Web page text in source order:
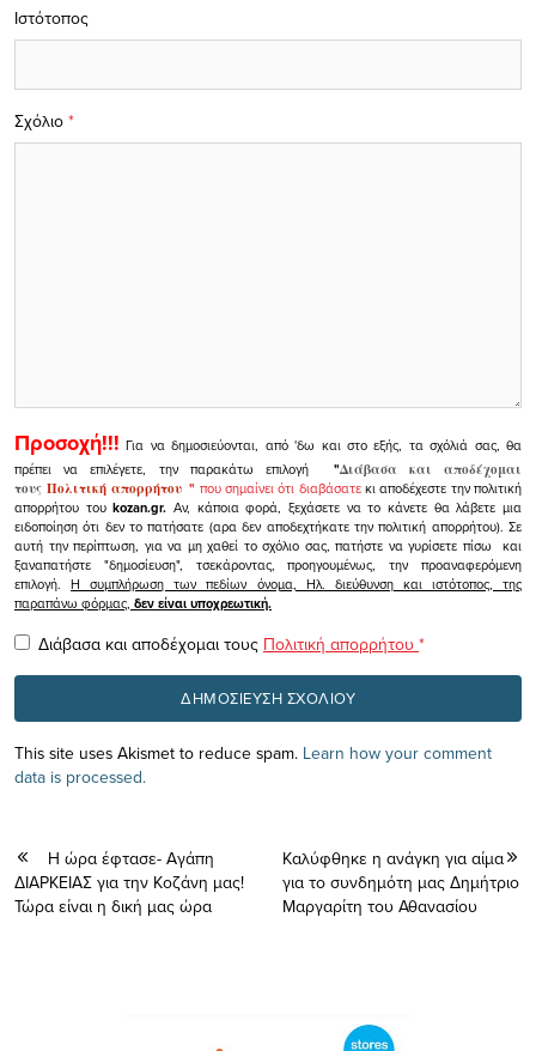
Σχόλιο *
Ιστότοπος
Προσοχή!!! Για να δημοσιεύονται, από 'δω και στο εξής, τα σχόλιά σας, θα
πρέπει να επιλέγετε, την παρακάτω επιλογή
"Διάβασα και αποδέχομαι
τουςΠολιτική απορρήτου" που σημαίνει ότι διαβάσατεκι αποδέχεστε την πολιτική
απορρήτου τουkozan.gr. Αν, κάποια φορά, ξεχάσετε να το κάνετε θα λάβετε μια
ειδοποίηση ότι δεν το πατήσατε (αρα δεν αποδεχτήκατε την πολιτική απορρήτου). Σε
αυτή την περίπτωση, για να μη χαθεί το σχόλιο σας, πατήστε να γυρίσετε πίσω και
ξαναπατήστε "δημοσίευση", τσεκάροντας, προηγουμένως, την προαναφερόμενη
επιλογή.Η συμπλήρωση των πεδίων όνομα, Ηλ. διεύθυνση και ιστότοπος, της
παραπάνω φόρμας, δεν είναι υποχρεωτική.
Διάβασα και αποδέχομαι τους Πολιτική απορρήτου *
This site uses Akismet to reduce spam. Learn how your comment
data is processed.
Η ώρα έφτασε- Αγάπη
ΔΙΑΡΚΕΙΑΣ για την Κοζάνη μας!
Τώρα είναι η δική μας ώρα
Kαλύφθηκε η ανάγκη για αίμα
για το συνδημότη μας Δημήτριο
Μαργαρίτη του Αθανασίου